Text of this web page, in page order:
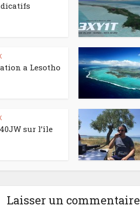
a Lesotho
sur l’île
Laisser un commentaire